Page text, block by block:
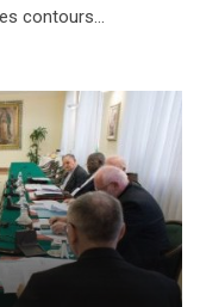
contours…